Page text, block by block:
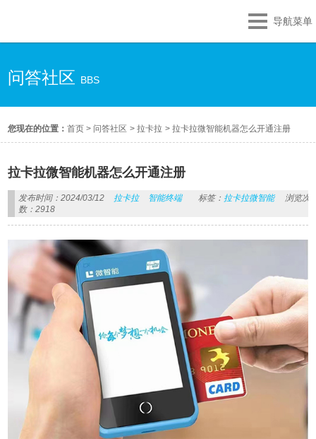
导航菜单
问答社区 BBS
您现在的位置：首页 > 问答社区 >拉卡拉 >拉卡拉微智能机器怎么开通注册
拉卡拉微智能机器怎么开通注册
发布时间：2024/03/12 拉卡拉 智能终端 标签： 拉卡拉微智能
浏览次
数：2918